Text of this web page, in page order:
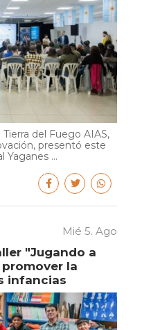
del Fuego AIAS,
presentó este
Yaganes ...
Mié 5. Ago
"Jugando a
la
infancias